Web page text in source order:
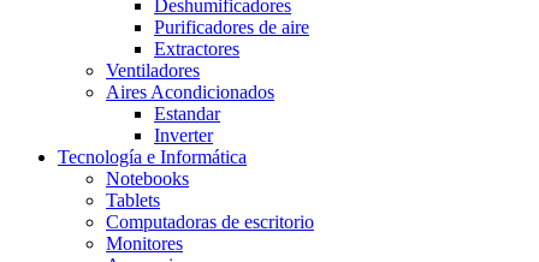
Deshumificadores
Purificadores de aire
Extractores
Ventiladores
Aires Acondicionados
Estandar
Inverter
Tecnología e Informática
Notebooks
Tablets
Computadoras de escritorio
Monitores